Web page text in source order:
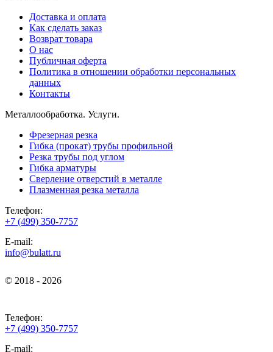
Доставка и оплата
Как сделать заказ
Возврат товара
О нас
Публичная оферта
Политика в отношении обработки персональных
данных
Контакты
Металлообработка. Услуги.
Фрезерная резка
Гибка (прокат) трубы профильной
Резка трубы под углом
Гибка арматуры
Сверление отверстий в металле
Плазменная резка металла
Телефон:
+7 (499) 350-7757
E-mail:
info@bulatt.ru
© 2018 - 2026
Телефон:
+7 (499) 350-7757
E-mail: